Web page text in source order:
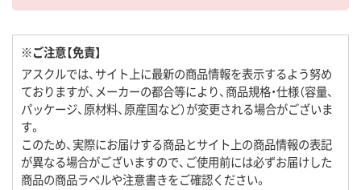
※ご注意【免責】
アスクルでは、サイト上に最新の商品情報を表示するよう努め
ておりますが、メーカーの都合等により、商品規格・仕様（容量、
パッケージ、原材料、原産国など）が変更される場合がございま
す。
このため、実際にお届けする商品とサイト上の商品情報の表記
が異なる場合がございますので、ご使用前には必ずお届けした
商品の商品ラベルや注意書きをご確認ください。